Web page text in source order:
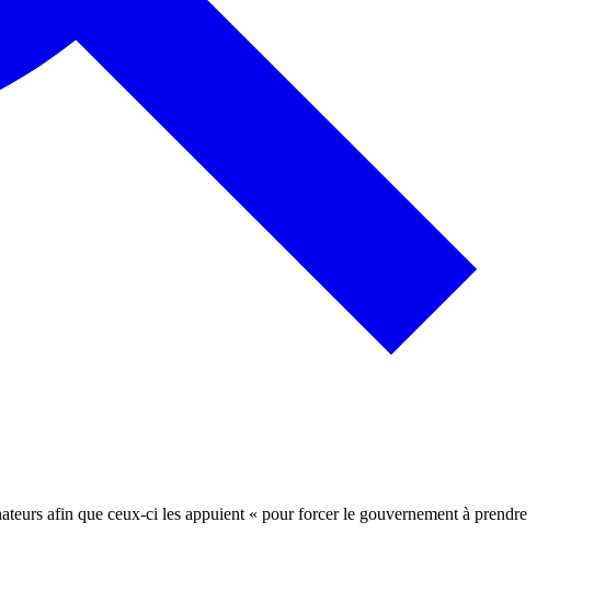
afin que ceux-ci les appuient « pour forcer le gouvernement à prendre